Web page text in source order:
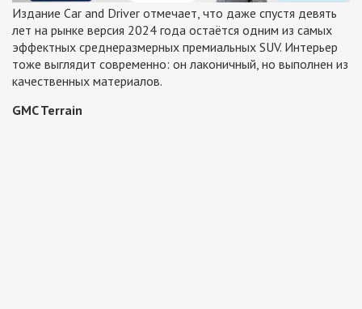
Издание Car and Driver отмечает, что даже спустя девять
лет на рынке версия 2024 года остаётся одним из самых
эффектных среднеразмерных премиальных SUV. Интерьер
тоже выглядит современно: он лаконичный, но выполнен из
качественных материалов.
GMC Terrain